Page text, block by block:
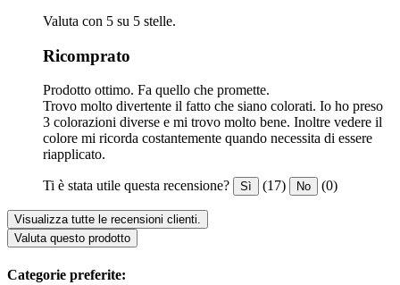
Valuta con 5 su 5 stelle.
Ricomprato
Prodotto ottimo. Fa quello che promette.
Trovo molto divertente il fatto che siano colorati. Io ho preso
3 colorazioni diverse e mi trovo molto bene. Inoltre vedere il
colore mi ricorda costantemente quando necessita di essere
riapplicato.
Ti è stata utile questa recensione? Sì (17) No (0)
Visualizza tutte le recensioni clienti.
Valuta questo prodotto
Categorie preferite: